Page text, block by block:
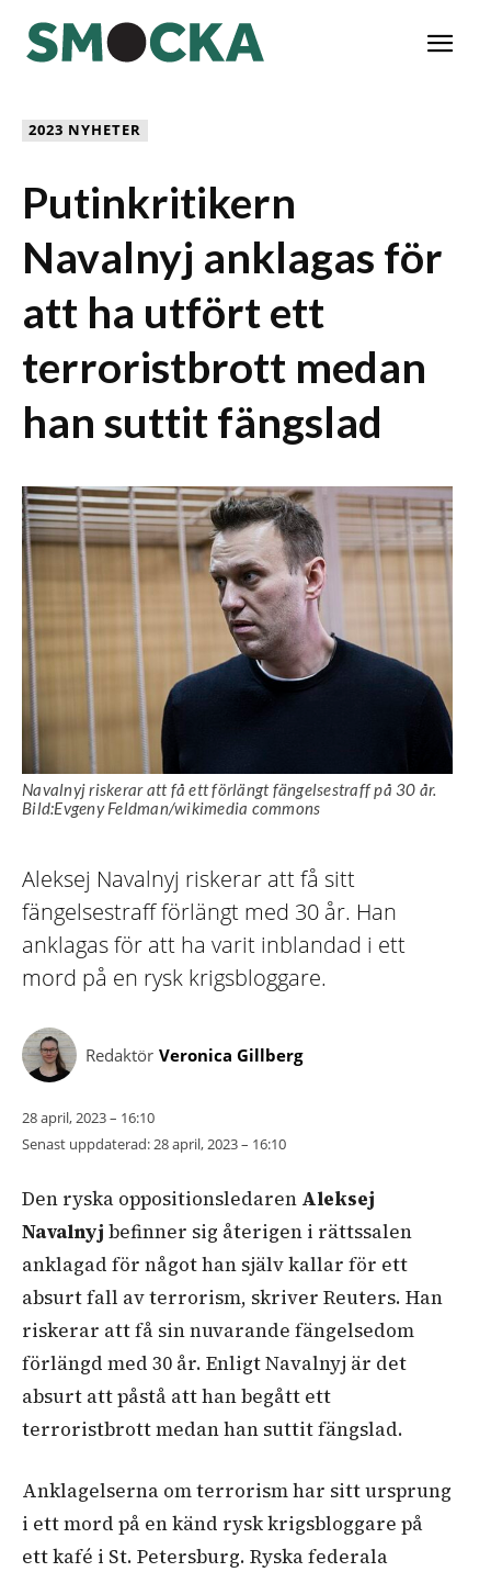
2023 NYHETER
Putinkritikern
Navalnyj anklagas för
att ha utfört ett
terroristbrott medan
han suttit fängslad
Navalnyj riskerar att få ett förlängt fängelsestraff på 30 år.
Bild:Evgeny Feldman/wikimedia commons
Aleksej Navalnyj riskerar att få sitt
fängelsestraff förlängt med 30 år. Han
anklagas för att ha varit inblandad i ett
mord på en rysk krigsbloggare.
Redaktör Veronica Gillberg
28 april, 2023 – 16:10
Senast uppdaterad:28 april, 2023 – 16:10
Den ryska oppositionsledaren Aleksej
Navalnyj befinner sig återigen i rättssalen
anklagad för något han själv kallar för ett
absurt fall av terrorism, skriver Reuters. Han
riskerar att få sin nuvarande fängelsedom
förlängd med 30 år. Enligt Navalnyj är det
absurt att påstå att han begått ett
terroristbrott medan han suttit fängslad.
Anklagelserna om terrorism har sitt ursprung
i ett mord på en känd rysk krigsbloggare på
ett kafé i St. Petersburg. Ryska federala